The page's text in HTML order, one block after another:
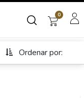
0
Ordenar por: